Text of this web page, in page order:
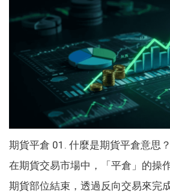
期貨平倉 01. 什麼是期貨平倉意思
在期貨交易市場中，「平倉」的操
期貨部位結束，透過反向交易來完